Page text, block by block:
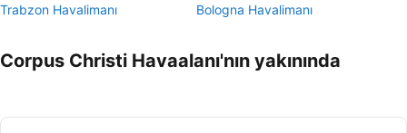
Trabzon Havalimanı
Bologna Havalimanı
Corpus Christi Havaalanı'nın yakınında